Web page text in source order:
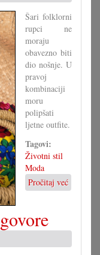
Šari folklorni
rupci ne
moraju
obavezno biti
dio nošnje. U
pravoj
kombinaciji
moru
polipšati
ljetne outfite.
Tagovi:
Životni stil
Moda
Pročitaj već
Folklorni
moderne